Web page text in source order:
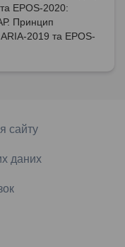
EPOS-2020:
Принцип
2019 та EPOS-
сайту
даних